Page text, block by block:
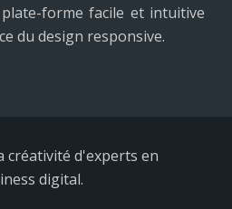
forme facile et intuitive
du design responsive.
créativité d'experts en
digital.